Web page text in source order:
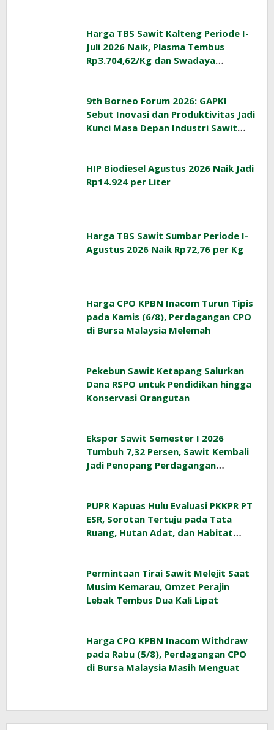
Harga TBS Sawit Kalteng Periode I-
Juli 2026 Naik, Plasma Tembus
Rp3.704,62/Kg dan Swadaya
9th Borneo Forum 2026: GAPKI
Sebut Inovasi dan Produktivitas Jadi
Kunci Masa Depan Industri Sawit
HIP Biodiesel Agustus 2026 Naik Jadi
Rp14.924 per Liter
Harga TBS Sawit Sumbar Periode I-
Agustus 2026 Naik Rp72,76 per Kg
Harga CPO KPBN Inacom Turun Tipis
pada Kamis (6/8), Perdagangan CPO
di Bursa Malaysia Melemah
Pekebun Sawit Ketapang Salurkan
Dana RSPO untuk Pendidikan hingga
Konservasi Orangutan
Ekspor Sawit Semester I 2026
Tumbuh 7,32 Persen, Sawit Kembali
Jadi Penopang Perdagangan
PUPR Kapuas Hulu Evaluasi PKKPR PT
ESR, Sorotan Tertuju pada Tata
Ruang, Hutan Adat, dan Habitat
Permintaan Tirai Sawit Melejit Saat
Musim Kemarau, Omzet Perajin
Lebak Tembus Dua Kali Lipat
Harga CPO KPBN Inacom Withdraw
pada Rabu (5/8), Perdagangan CPO
di Bursa Malaysia Masih Menguat